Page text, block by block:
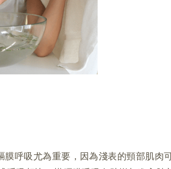
膜呼吸尤為重要，因為淺表的頸部肌肉